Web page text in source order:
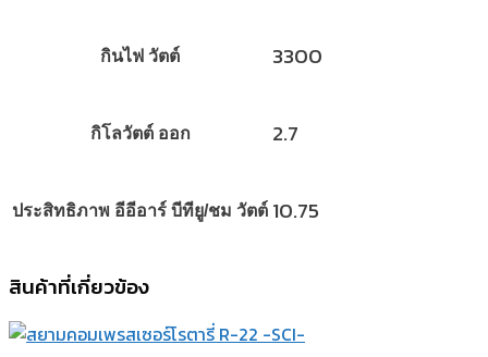
กินไฟ วัตต์ 3300
กิโลวัตต์ ออก 2.7
ประสิทธิภาพ อีอีอาร์ บีทียู/ชม วัตต์ 10.75
สินค้าที่เกี่ยวข้อง